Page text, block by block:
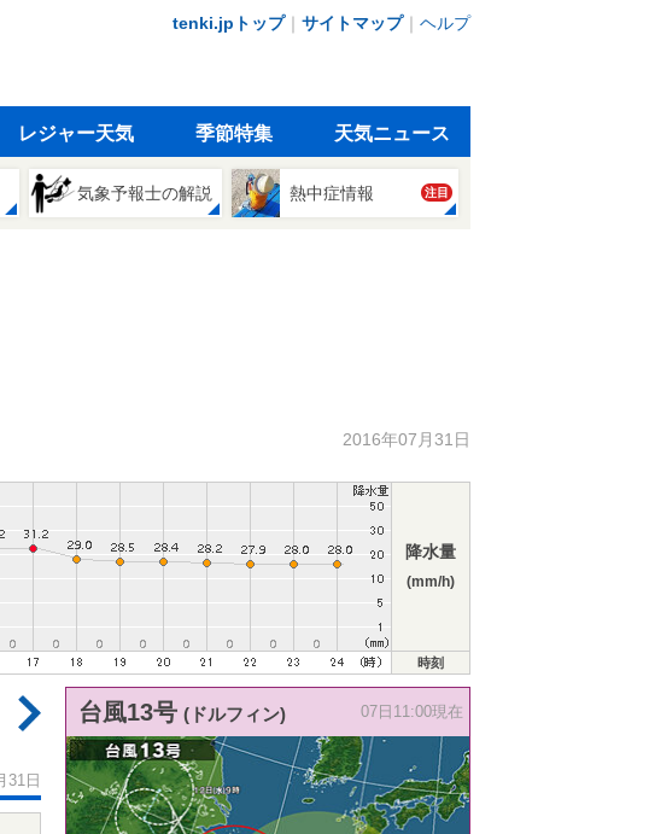
tenki.jpトップ｜ サイトマップ｜ ヘルプ
レジャー天気 季節特集 天気ニュース
気象予報士の解説 熱中症情報 注目
2016年07月31日
降水量
(mm/h)
時刻
31日
台風13号 (ドルフィン) 07日11:00現在